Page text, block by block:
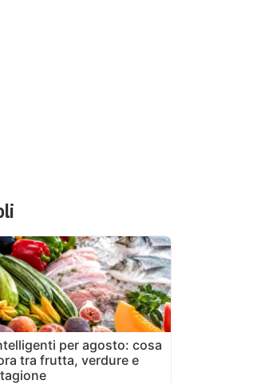
per agosto: cosa
tra frutta, verdure e